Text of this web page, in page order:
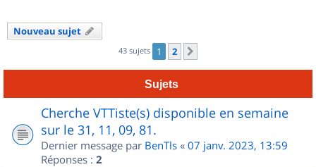
Nouveau sujet
43 sujets 1 2
Sujets
Cherche VTTiste(s) disponible en semaine
sur le 31, 11, 09, 81.
Dernier message par BenTls « 07 janv. 2023, 13:59
Réponses : 2